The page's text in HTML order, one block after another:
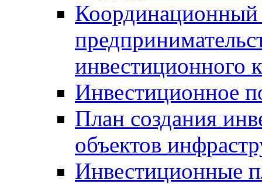
Координационный
инвестиционного
Инвестиционное
План создания
объектов
Инвестиционные